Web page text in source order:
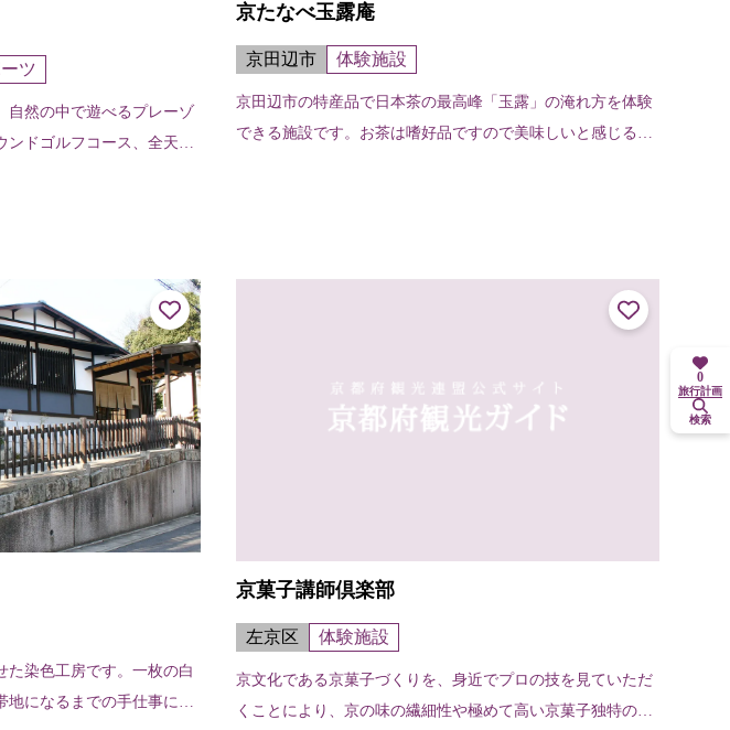
ツ
自然の中で遊べるプレーゾ
ンドゴルフコース、全天候
京たなべ玉露庵
京田辺市 体験施設
京田辺市の特産品で日本茶の最高峰「玉露」の淹れ方を体験
できる施設です。お茶は嗜好品ですので美味しいと感じる基
た染色工房です。一枚の白
地になるまでの手仕事によ
京菓子講師倶楽部
左京区 体験施設
京文化である京菓子づくりを、身近でプロの技を見ていただ
くことにより、京の味の繊細性や極めて高い京菓子独特の抽
0
旅行計画
検索